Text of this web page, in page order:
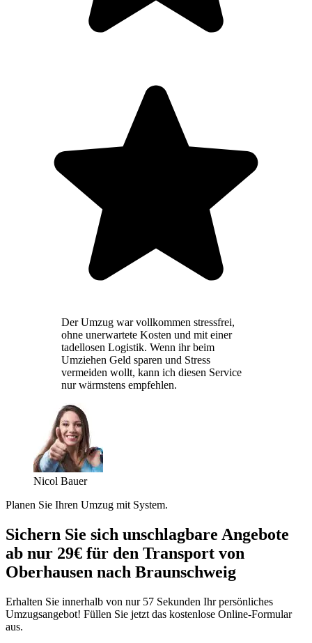
Der Umzug war vollkommen stressfrei,
ohne unerwartete Kosten und mit einer
tadellosen Logistik. Wenn ihr beim
Umziehen Geld sparen und Stress
vermeiden wollt, kann ich diesen Service
nur wärmstens empfehlen.
Nicol Bauer
Planen Sie Ihren Umzug mit System.
Sichern Sie sich unschlagbare Angebote
ab nur 29€ für den Transport von
Oberhausen nach Braunschweig
Erhalten Sie innerhalb von nur 57 Sekunden Ihr persönliches
Umzugsangebot! Füllen Sie jetzt das kostenlose Online-Formular
aus.